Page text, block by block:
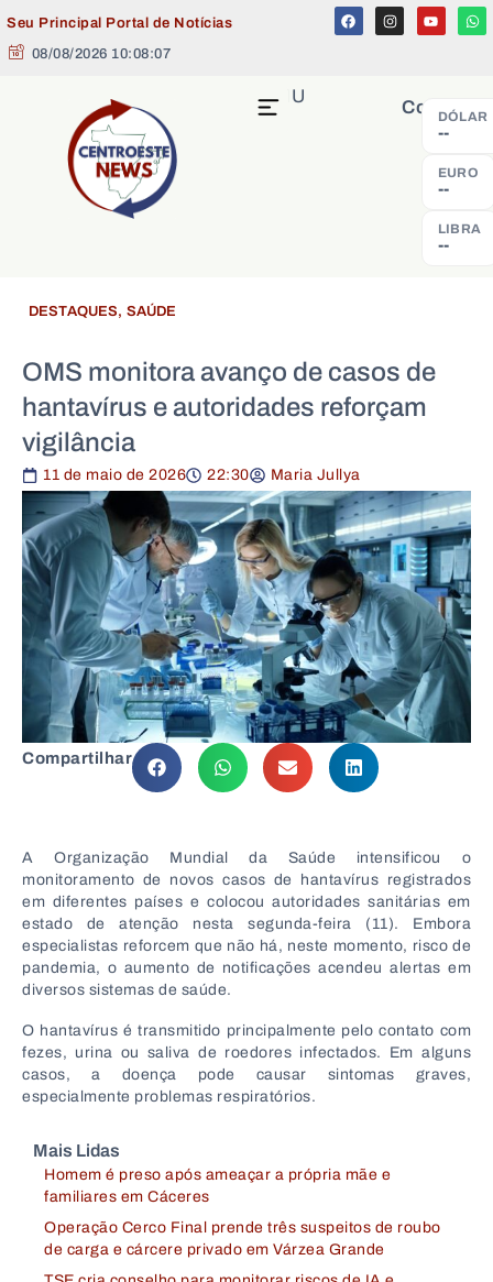
Seu Principal Portal de Notícias
08/08/2026 10:08:08
Cotação
DÓLAR
--
EURO
--
LIBRA
--
MENU
DESTAQUES, SAÚDE
OMS monitora avanço de casos de
hantavírus e autoridades reforçam
vigilância
11 de maio de 2026 22:30 Maria Jullya
Compartilhar
AOrganização Mundial da Saúde intensificou o
monitoramento de novos casos de hantavírus registrados
em diferentes países e colocou autoridades sanitárias em
estado de atenção nesta segunda-feira (11). Embora
especialistas reforcem que não há, neste momento, risco de
pandemia, o aumento de notificações acendeu alertas em
diversos sistemas de saúde.
O hantavírus é transmitido principalmente pelo contato com
fezes, urina ou saliva de roedores infectados. Em alguns
casos, a doença pode causar sintomas graves,
especialmente problemas respiratórios.
Mais Lidas
Homem é preso após ameaçar a própria mãe e
familiares em Cáceres
Operação Cerco Final prende três suspeitos de roubo
de carga e cárcere privado em Várzea Grande